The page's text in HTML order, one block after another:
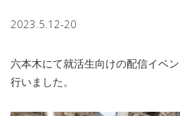
2023.5.12-20
六本木にて就活生向けの配信イベ
行いました。